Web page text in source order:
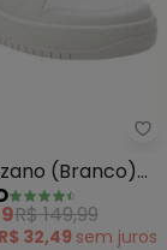
Vizzano
(Branco)
R$ 149,99
R$ 32,49 sem juros